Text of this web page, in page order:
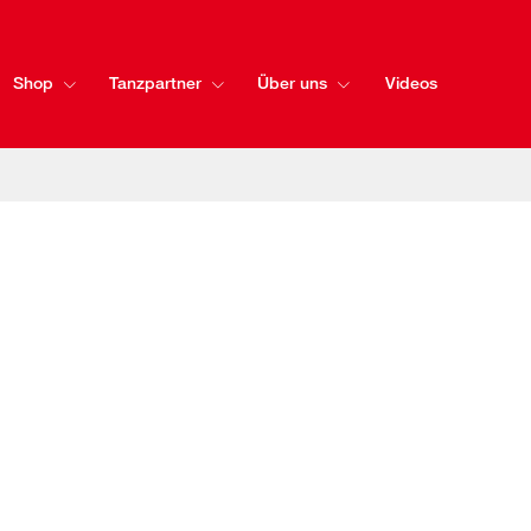
Shop Tanzpartner Über uns Videos